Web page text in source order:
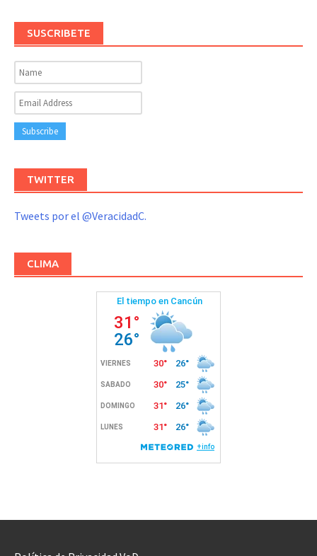
SUSCRIBETE
TWITTER
Tweets por el @VeracidadC.
CLIMA